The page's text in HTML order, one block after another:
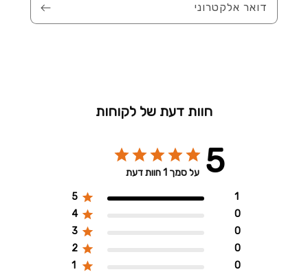
דואר אלקטרוני
חוות דעת של לקוחות
5 על סמך 1 חוות דעת
5
1
4
0
3
0
2
0
1
0